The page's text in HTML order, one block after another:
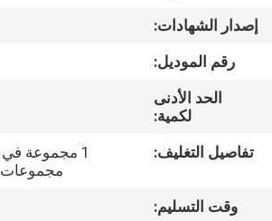
جولة
الجودة
إصدار الشهادات:
رقم الموديل:
الحد الأدنى
لكمية:
تفاصيل التغليف:
مجموعات في 1
وقت التسليم: